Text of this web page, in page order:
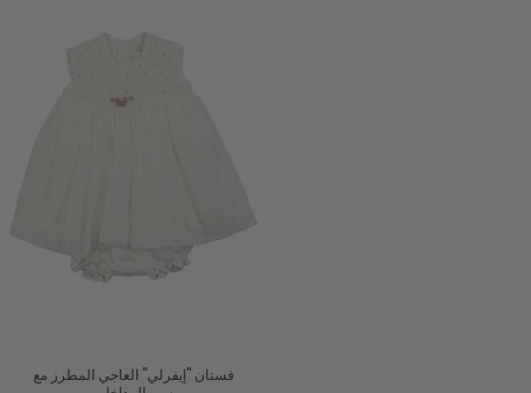
فستان "إيفرلي" العاجي المطرز مع